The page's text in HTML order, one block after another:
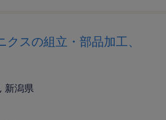
スの組立・部品加工、
新潟県